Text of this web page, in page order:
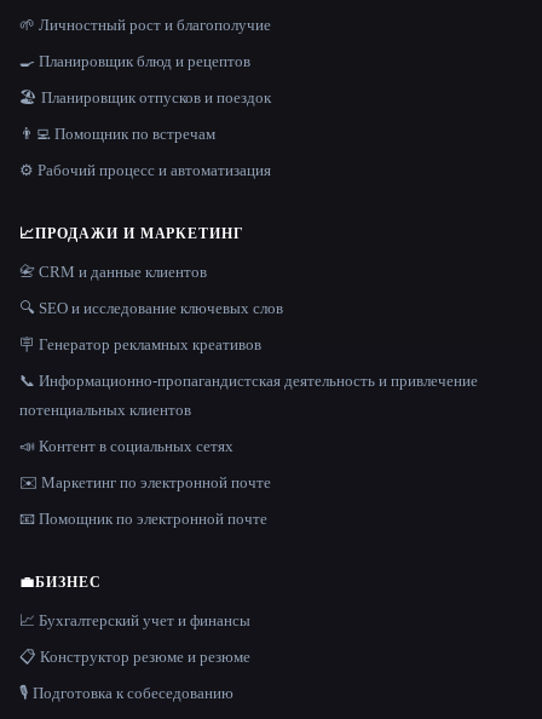
🌱 Личностный рост и благополучие
🍳 Планировщик блюд и рецептов
🏖 Планировщик отпусков и поездок
👨‍💻 Помощник по встречам
⚙️ Рабочий процесс и автоматизация
📈ПРОДАЖИ И МАРКЕТИНГ
📇 CRM и данные клиентов
🔍 SEO и исследование ключевых слов
🪧 Генератор рекламных креативов
📞 Информационно-пропагандистская деятельность и привлечение
потенциальных клиентов
📣 Контент в социальных сетях
✉️ Маркетинг по электронной почте
📧 Помощник по электронной почте
💼БИЗНЕС
📈 Бухгалтерский учет и финансы
📋 Конструктор резюме и резюме
🎙️ Подготовка к собеседованию